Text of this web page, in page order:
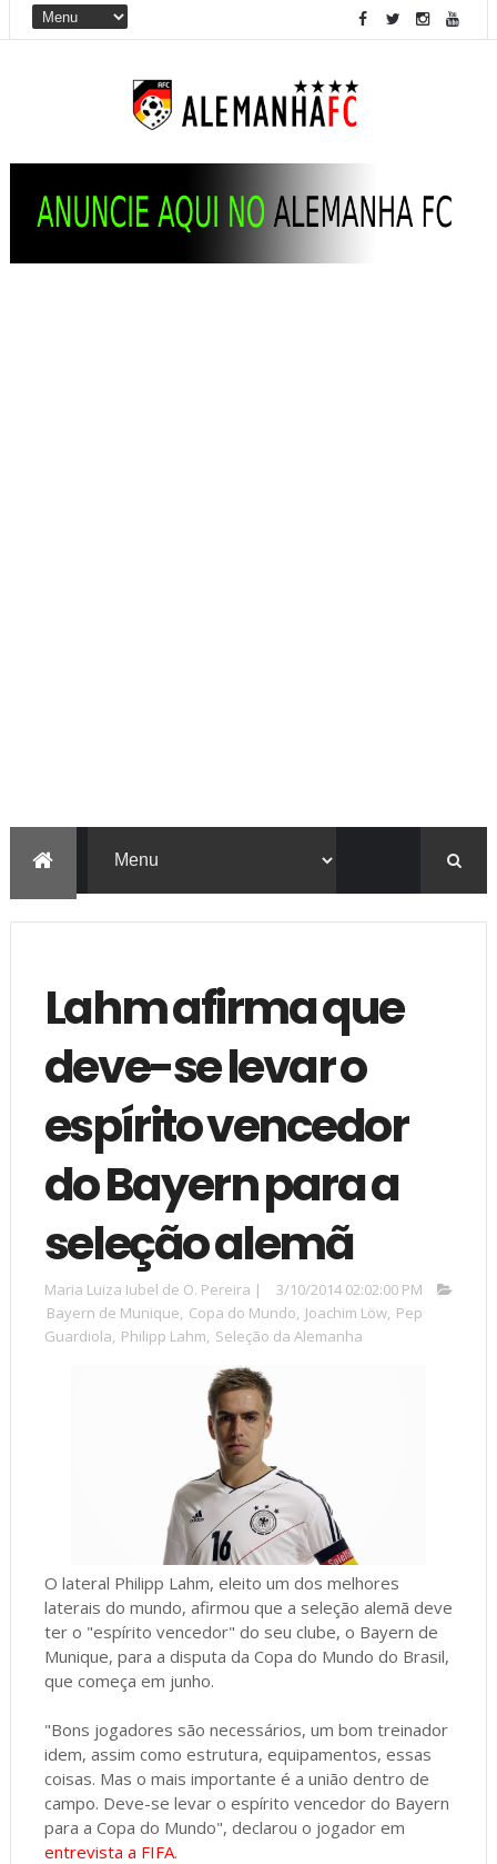
Lahm afirma que
deve-se levar o
espírito vencedor
do Bayern para a
seleção alemã
Maria Luiza Iubel de O. Pereira |
3/10/2014 02:02:00 PM
Bayern de Munique, Copa do Mundo, Joachim Löw, Pep
Guardiola, Philipp Lahm, Seleção da Alemanha
O lateral Philipp Lahm, eleito um dos melhores
laterais do mundo, afirmou que a seleção alemã deve
ter o "espírito vencedor" do seu clube, o Bayern de
Munique, para a disputa da Copa do Mundo do Brasil,
que começa em junho.
"Bons jogadores são necessários, um bom treinador
idem, assim como estrutura, equipamentos, essas
coisas. Mas o mais importante é a união dentro de
campo. Deve-se levar o espírito vencedor do Bayern
para a Copa do Mundo", declarou o jogador em
entrevista a FIFA.